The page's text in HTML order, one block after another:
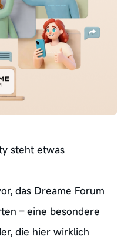
steht etwas
das Dreame Forum
– eine besondere
die hier wirklich